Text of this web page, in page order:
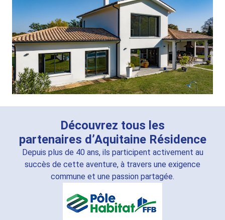
Découvrez tous les
partenaires d’Aquitaine Résidence
Depuis plus de 40 ans, ils participent activement au
succès de cette aventure, à travers une exigence
commune et une passion partagée.